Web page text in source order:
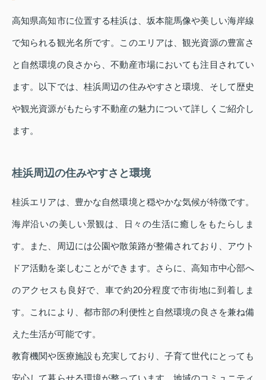
高知県高知市に位置する桂浜は、坂本龍馬像や美しい海岸線
で知られる観光名所です。このエリアは、観光資源の豊富さ
と自然環境の良さから、不動産市場においても注目されてい
ます。以下では、桂浜周辺の住みやすさと環境、そして歴史
や観光資源がもたらす不動産の魅力について詳しくご紹介し
ます。
桂浜周辺の住みやすさと環境
桂浜エリアは、豊かな自然環境と穏やかな気候が特徴です。
海岸沿いの美しい景観は、日々の生活に癒しをもたらしま
す。また、周辺には公園や散策路が整備されており、アウト
ドア活動を楽しむことができます。さらに、高知市中心部へ
のアクセスも良好で、車で約20分程度で市街地に到着しま
す。これにより、都市部の利便性と自然環境の良さを兼ね備
えた生活が可能です。
教育機関や医療施設も充実しており、子育て世代にとっても